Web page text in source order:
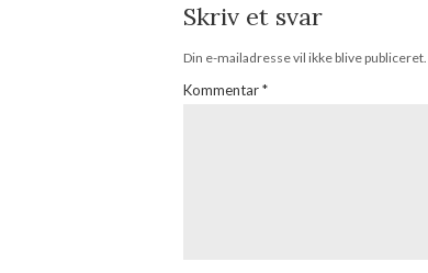
Skriv et svar
Din e-mailadresse vil ikke blive publiceret.
Kommentar*